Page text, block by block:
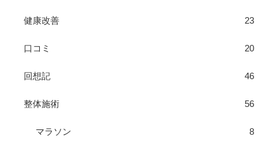
健康改善 23
口コミ 20
回想記 46
整体施術 56
マラソン 8